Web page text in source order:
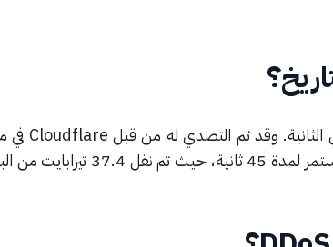
استهدف الهجوم مزود استضافة غير مُحدد واستمر لمدة 45